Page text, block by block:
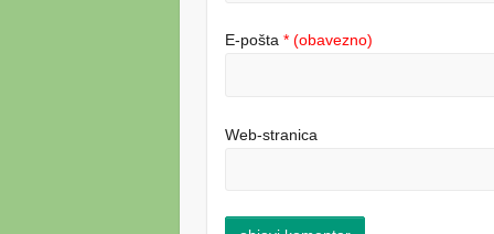
E-pošta* (obavezno)
Web-stranica